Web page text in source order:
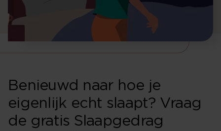
Benieuwd naar hoe je
eigenlijk echt slaapt? Vraag
de gratis Slaapgedrag